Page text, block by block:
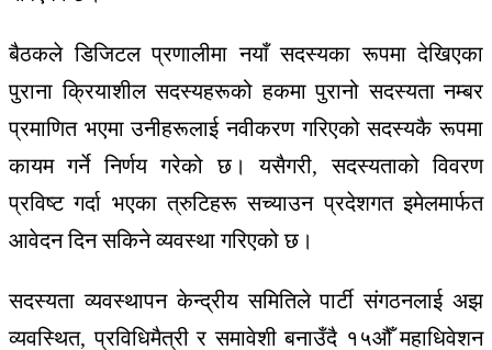
बैठकले डिजिटल प्रणालीमा नयाँ सदस्यका रूपमा देखिएका
पुराना क्रियाशील सदस्यहरूको हकमा पुरानो सदस्यता नम्बर
प्रमाणित भएमा उनीहरूलाई नवीकरण गरिएको सदस्यकै रूपमा
कायम गर्ने निर्णय गरेको छ। यसैगरी, सदस्यताको विवरण
प्रविष्ट गर्दा भएका त्रुटिहरू सच्याउन प्रदेशगत इमेलमार्फत
आवेदन दिन सकिने व्यवस्था गरिएको छ।
सदस्यता व्यवस्थापन केन्द्रीय समितिले पार्टी संगठनलाई अझ
व्यवस्थित, प्रविधिमैत्री र समावेशी बनाउँदै १५औँ महाधिवेशन